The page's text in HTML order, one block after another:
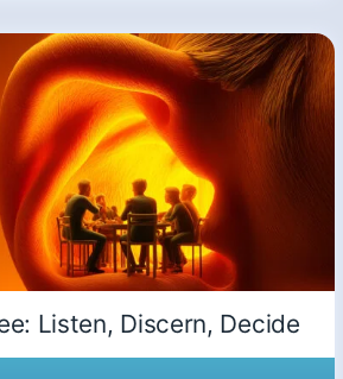
Listen, Discern, Decide